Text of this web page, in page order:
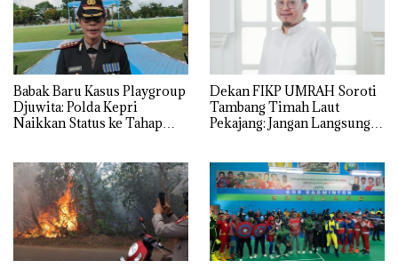
Babak Baru Kasus Playgroup
Djuwita: Polda Kepri
Naikkan Status ke Tahap
Dekan FIKP UMRAH Soroti
Tambang Timah Laut
Pekajang: Jangan Langsung
Lingkungannya